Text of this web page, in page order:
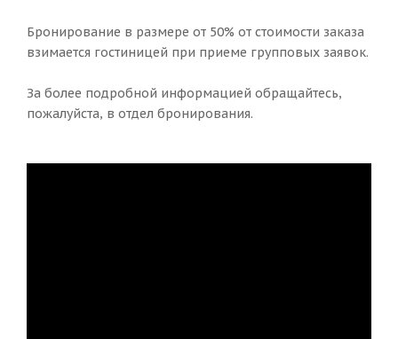
Бронирование в размере от 50% от стоимости заказа
взимается гостиницей при приеме групповых заявок.
За более подробной информацией обращайтесь,
пожалуйста, в отдел бронирования.